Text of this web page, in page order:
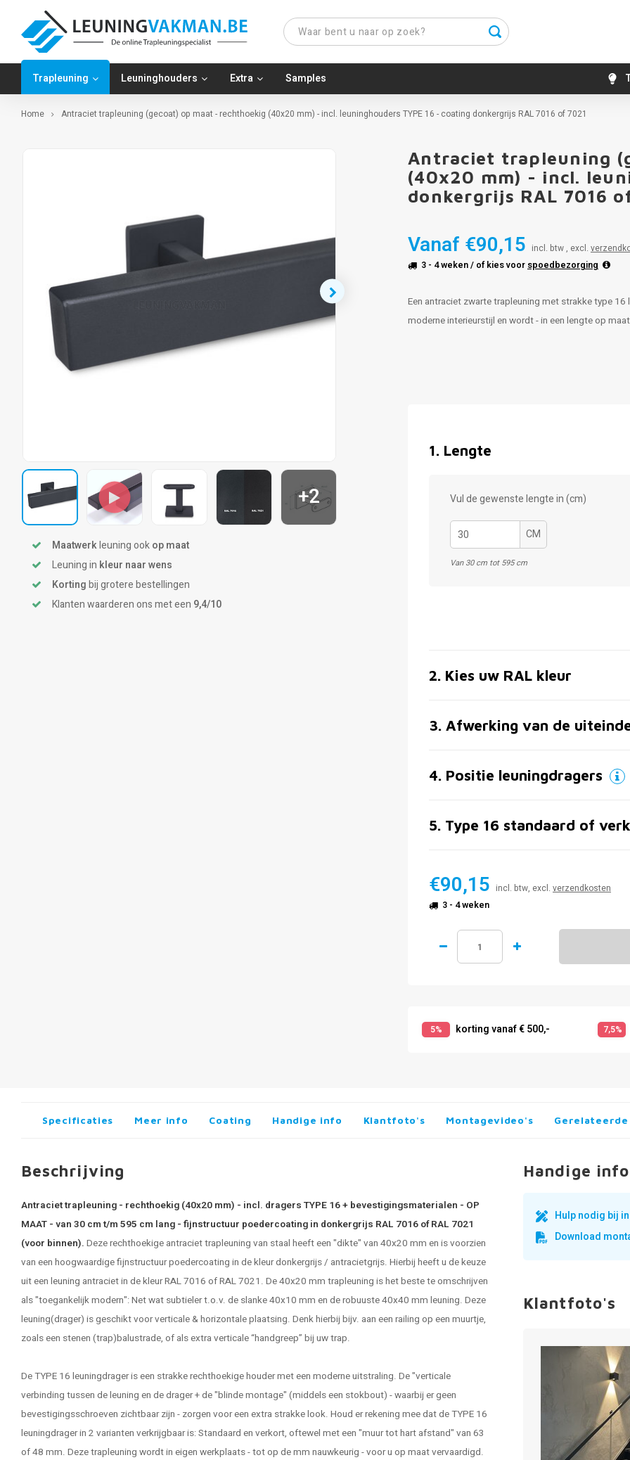
Trapleuning Leuninghouders Extra Samples
Home Antraciet trapleuning (gecoat) op maat - rechthoekig (40x20 mm) - incl. leuninghouders TYPE 16 - coating donkergrijs RAL 7016 of 7021
+2
Maatwerkleuning ookop maat
Leuning in kleur naar wens
Kortingbij grotere bestellingen
Klanten waarderen ons met een 9,4/10
Antraciet trapleuning
(40x20 mm) - incl.
donkergrijs RAL 7016
Vanaf €90,15 incl. btw , excl.
3 - 4 weken/ of kies voor spoedbezorging
Een antraciet zwarte trapleuning met strakke type
moderne interieurstijl en wordt - in een lengte op
1. Lengte
Vul de gewenste lengte in (cm)
CM
Van 30 cm tot 595 cm
2. Kies uw RAL kleur
3. Afwerking van de
4. Positie leuningdragers
5. Type 16 standaard of
€90,15 incl. btw, excl. verzendkosten
3 - 4 weken
5% korting vanaf € 500,- 7,5%
Specificaties Meer info Coating Handige info Klantfoto's Montagevideo's
Beschrijving
Antraciet trapleuning - rechthoekig (40x20 mm) - incl. dragers TYPE 16 + bevestigingsmaterialen - OP
MAAT - van 30 cm t/m 595 cm lang - fijnstructuur poedercoating in donkergrijs RAL 7016 of RAL 7021
(voor binnen). Deze rechthoekige antraciet trapleuning van staal heeft een "dikte" van 40x20 mm en is voorzien
van een hoogwaardige fijnstructuur poedercoating in de kleur donkergrijs / antracietgrijs. Hierbij heeft u de keuze
uit een leuning antraciet in de kleur RAL 7016 of RAL 7021. De 40x20 mm trapleuning is het beste te omschrijven
als "toegankelijk modern": Net wat subtieler t.o.v. de slanke 40x10 mm en de robuuste 40x40 mm leuning. Deze
leuning(drager) is geschikt voor verticale & horizontale plaatsing. Denk hierbij bijv. aan een railing op een muurtje,
zoals een stenen (trap)balustrade, of als extra verticale “handgreep” bij uw trap.
De TYPE 16 leuningdrager is een strakke rechthoekige houder met een moderne uitstraling. De "verticale
verbinding tussen de leuning en de drager + de "blinde montage" (middels een stokbout) - waarbij er geen
bevestigingsschroeven zichtbaar zijn - zorgen voor een extra strakke look. Houd er rekening mee dat de TYPE 16
leuningdrager in 2 varianten verkrijgbaar is: Standaard en verkort, oftewel met een "muur tot hart afstand" van 63
of 48 mm. Deze trapleuning wordt in eigen werkplaats - tot op de mm nauwkeurig - voor u op maat vervaardigd.
Handige info
Hulp nodig bij
Download
Klantfoto's